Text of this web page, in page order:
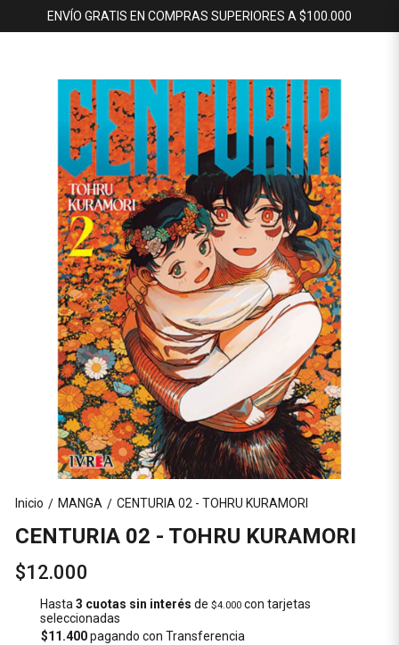
ENVÍO GRATIS EN COMPRAS SUPERIORES A $100.000
Inicio / MANGA / CENTURIA 02 - TOHRU KURAMORI
CENTURIA 02 - TOHRU KURAMORI
$12.000
Hasta3 cuotas sin interés de$4.000 con tarjetas
seleccionadas
$11.400pagando con Transferencia